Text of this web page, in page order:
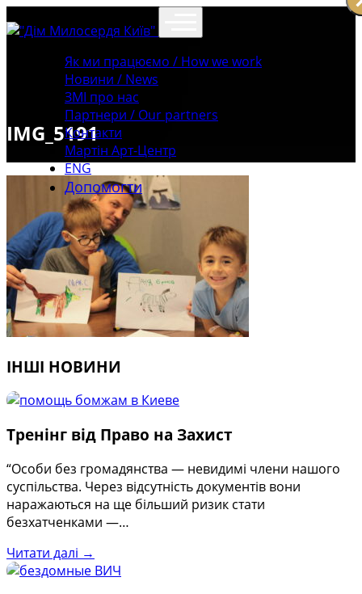
Як ми працюємо / How we work
Новини / News
ЗМІ про нас
Партнери / Our partners
Контакти
Mартін Арт-Центр
ENG
Допомогти
IMG_5191
ІНШІ НОВИНИ
Тренінг від Право на Захист
“Особи без громадянства — невидимі члени нашого
суспільства. Через відсутність документів вони
наражаються на ще більший ризик стати
безхатченками —…
Читати далі →